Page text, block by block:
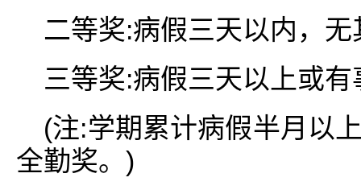
二等奖:病假三天以内，无
三等奖:病假三天以上或有
(注:学期累计病假半月以
全勤奖。)